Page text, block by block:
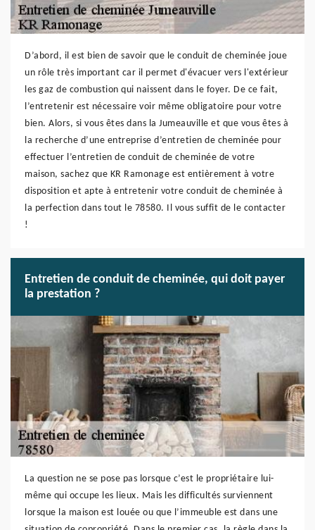
D’abord, il est bien de savoir que le conduit de cheminée joue
un rôle très important car il permet d'évacuer vers l'extérieur
les gaz de combustion qui naissent dans le foyer. De ce fait,
l’entretenir est nécessaire voir même obligatoire pour votre
bien. Alors, si vous êtes dans la Jumeauville et que vous êtes à
la recherche d’une entreprise d’entretien de cheminée pour
effectuer l’entretien de conduit de cheminée de votre
maison, sachez que KR Ramonage est entièrement à votre
disposition et apte à entretenir votre conduit de cheminée à
la perfection dans tout le 78580. Il vous suffit de le contacter
!
Entretien de conduit de cheminée, qui doit payer
la prestation ?
La question ne se pose pas lorsque c’est le propriétaire lui-
même qui occupe les lieux. Mais les difficultés surviennent
lorsque la maison est louée ou que l’immeuble est dans une